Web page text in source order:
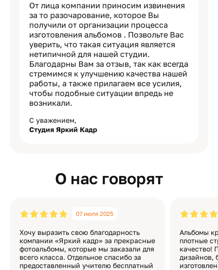
От лица компании приносим извинения
за то разочарование, которое Вы
получили от организации процесса
изготовления альбомов . Позвольте Вас
уверить, что такая ситуация является
нетипичной для нашей студии.
Благодарны Вам за отзыв, так как всегда
стремимся к улучшению качества нашей
работы, а также прилагаем все усилия,
чтобы подобные ситуации впредь не
возникали.
С уважением,
Студия Яркий Кадр
О нас говорят
07 июля 2025
Хочу выразить свою благодарность
компании «Яркий кадр» за прекрасные
фотоальбомы, которые мы заказали для
всего класса. Отдельное спасибо за
предоставленный учителю бесплатный
Альбомы
плотные
качество!
дизайнов,